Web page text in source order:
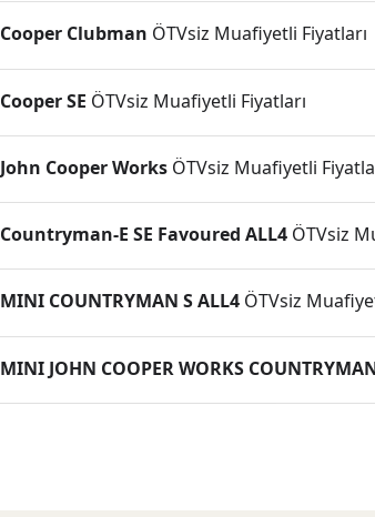
Cooper Clubman ÖTVsiz Muafiyetli Fiyatları
Cooper SE ÖTVsiz Muafiyetli Fiyatları
John Cooper Works ÖTVsiz Muafiyetli
Countryman-E SE Favoured ALL4 ÖTVsiz
MINI COUNTRYMAN S ALL4 ÖTVsiz
MINI JOHN COOPER WORKS